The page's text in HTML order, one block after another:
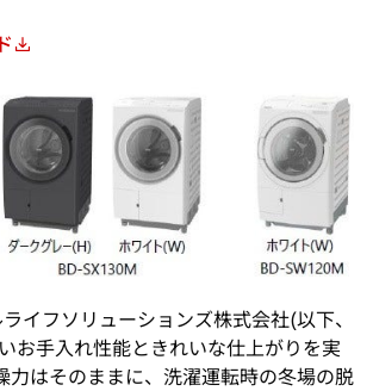
イフソリューションズ株式会社(以下、
お手入れ性能ときれいな仕上がりを実
力はそのままに、洗濯運転時の冬場の脱